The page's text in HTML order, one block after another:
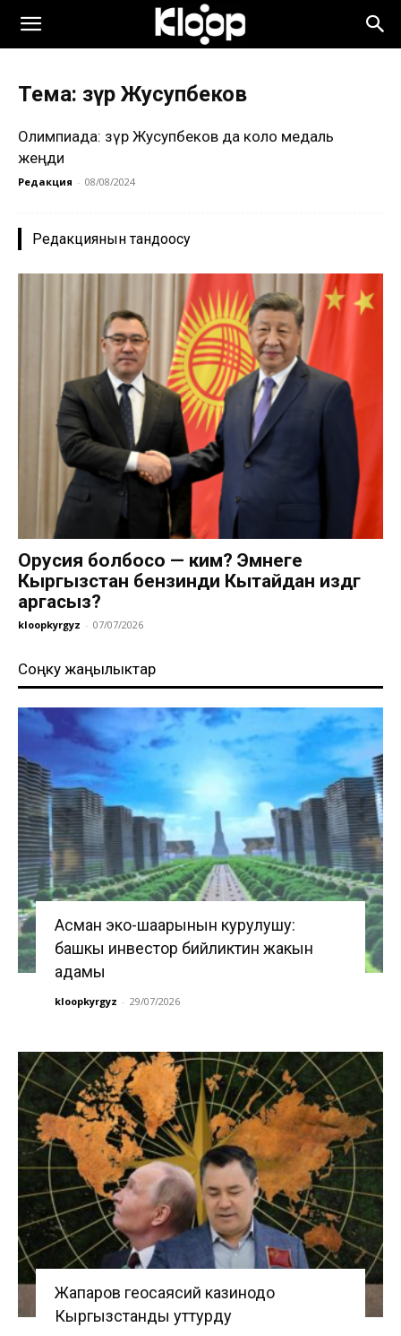
Тема: Үзүр Жусупбеков
Олимпиада: Үзүр Жусупбеков да коло медаль
жеңди
Редакция - 08/08/2024
Редакциянын тандоосу
Орусия болбосо — ким? Эмнеге
Кыргызстан бензинди Кытайдан издөөгө
аргасыз?
kloopkyrgyz - 07/07/2026
Соңку жаңылыктар
Асман эко-шаарынын курулушу:
башкы инвестор бийликтин жакын
адамы
kloopkyrgyz - 29/07/2026
Жапаров геосаясий казинодо
Кыргызстанды уттурду